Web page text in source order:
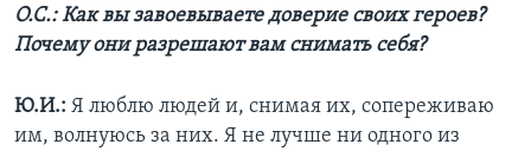
О.С.: Как вы завоевываете доверие своих героев?
Почему они разрешают вам снимать себя?
Ю.И.: Я люблю людей и, снимая их, сопереживаю
им, волнуюсь за них. Я не лучше ни одного из